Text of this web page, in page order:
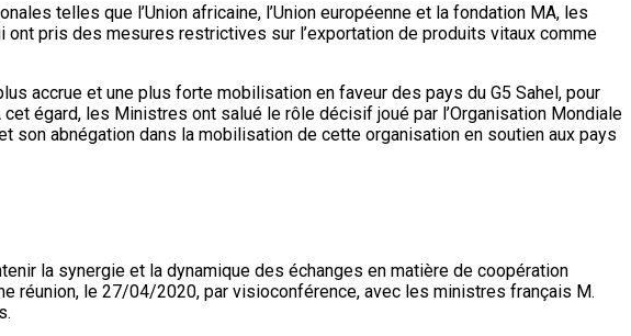
telles que l’Union africaine, l’Union européenne et la fondation MA, les
pris des mesures restrictives sur l’exportation de produits vitaux comme
accrue et une plus forte mobilisation en faveur des pays du G5 Sahel, pour
égard, les Ministres ont salué le rôle décisif joué par l’Organisation Mondiale
son abnégation dans la mobilisation de cette organisation en soutien aux pays
la synergie et la dynamique des échanges en matière de coopération
réunion, le 27/04/2020, par visioconférence, avec les ministres français M.